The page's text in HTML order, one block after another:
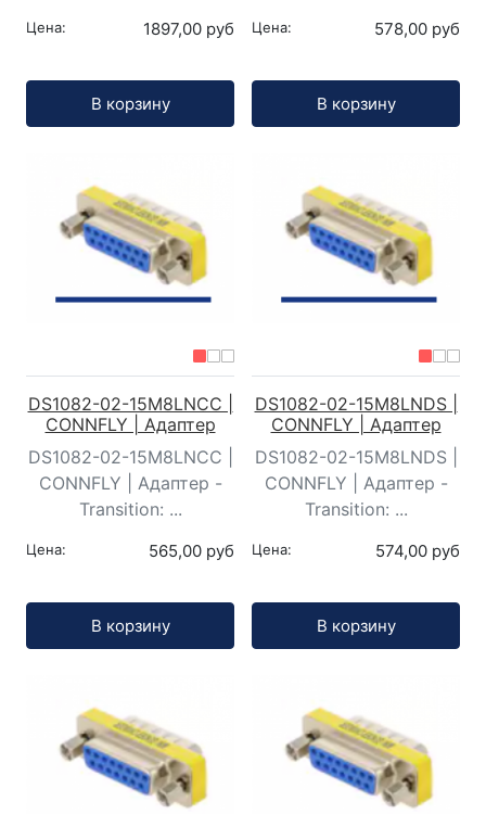
Цена: 1897,00 руб
В корзину
Цена: 578,00 руб
В корзину
DS1082-02-15M8LNCC |
CONNFLY | Адаптер
DS1082-02-15M8LNCC |
CONNFLY | Адаптер -
Transition: ...
Цена: 565,00 руб
В корзину
DS1082-02-15M8LNDS |
CONNFLY | Адаптер
DS1082-02-15M8LNDS |
CONNFLY | Адаптер -
Transition: ...
Цена: 574,00 руб
В корзину